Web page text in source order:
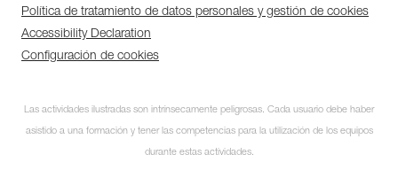
Política de tratamiento de datos personales y gestión de cookies
Accessibility Declaration
Configuración de cookies
Las actividades ilustradas son intrínsecamente peligrosas. Cada usuario debe haber
asistido a una formación y tener las competencias para la utilización de los equipos
durante estas actividades.